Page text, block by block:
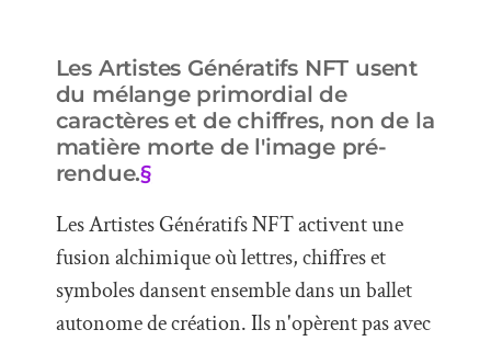
Les Artistes Génératifs NFT usent
du mélange primordial de
caractères et de chiffres, non de la
matière morte de l'image pré-
rendue.§
Les Artistes Génératifs NFT activent une
fusion alchimique où lettres, chiffres et
symboles dansent ensemble dans un ballet
autonome de création. Ils n'opèrent pas avec